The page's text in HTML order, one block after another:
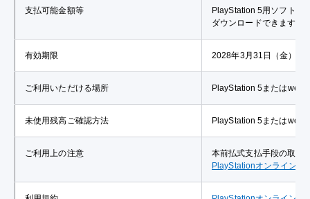
支払可能金額等
PlayStation 5用ソフトウ
ダウンロードできます。
有効期限 2028年3月31日（金）ま
ご利用いただける場所 PlayStation 5またはweb
未使用残高ご確認方法 PlayStation 5またはweb
ご利用上の注意
本前払式支払手段の取扱
PlayStationオンラインサ